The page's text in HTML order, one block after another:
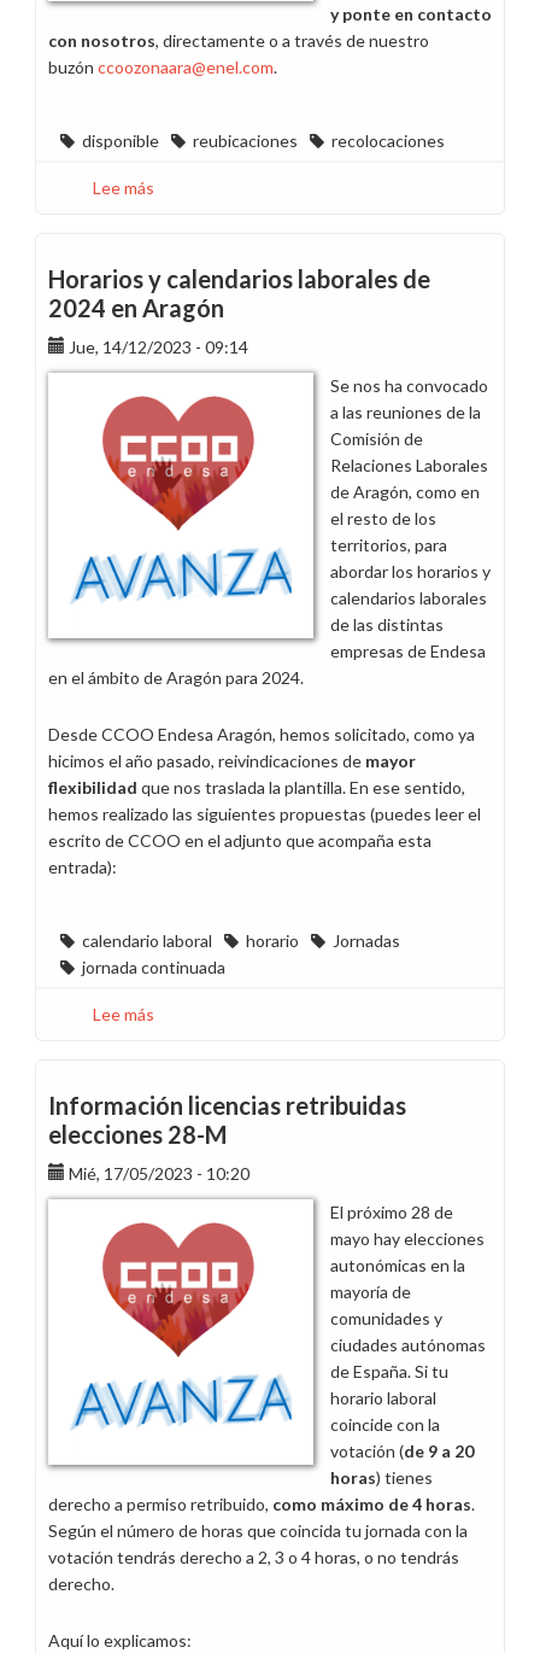
y ponte en contacto
con nosotros, directamente o a través de nuestro
buzón ccoozonaara@enel.com.
disponible reubicaciones recolocaciones
Lee más
comunicaciones
con
tu
situación
de
reubicable
Horarios y calendarios laborales de
2024 en Aragón
Jue, 14/12/2023 - 09:14
Se nos ha convocado
a las reuniones de la
Comisión de
Relaciones Laborales
de Aragón, como en
el resto de los
territorios, para
abordar los horarios y
calendarios laborales
de las distintas
empresas de Endesa
en el ámbito de Aragón para 2024.
Desde CCOO Endesa Aragón, hemos solicitado, como ya
hicimos el año pasado, reivindicaciones de mayor
flexibilidad que nos traslada la plantilla. En ese sentido,
hemos realizado las siguientes propuestas (puedes leer el
escrito de CCOO en el adjunto que acompaña esta
entrada):
calendario laboral horario
Jornadas
jornada continuada
Lee más
calendarios
laborales
de
2024
en
Aragón
Información licencias retribuidas
elecciones 28-M
Mié, 17/05/2023 - 10:20
El próximo 28 de
mayo hay elecciones
autonómicas en la
mayoría de
comunidades y
ciudades autónomas
de España. Si tu
horario laboral
coincide con la
votación (de 9 a 20
horas) tienes
derecho a permiso retribuido, como máximo de 4 horas.
Según el número de horas que coincida tu jornada con la
votación tendrás derecho a 2, 3 o 4 horas, o no tendrás
derecho.
Aquí lo explicamos: